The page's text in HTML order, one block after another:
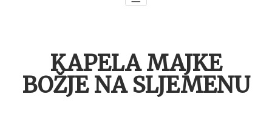
KAPELA MAJKE
BOŽJE NA SLJEMENU